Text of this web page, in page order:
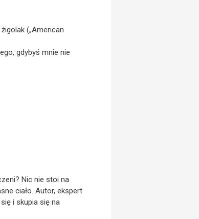
(„American
gdybyś mnie nie
Nic nie stoi na
ciało. Autor, ekspert
i skupia się na